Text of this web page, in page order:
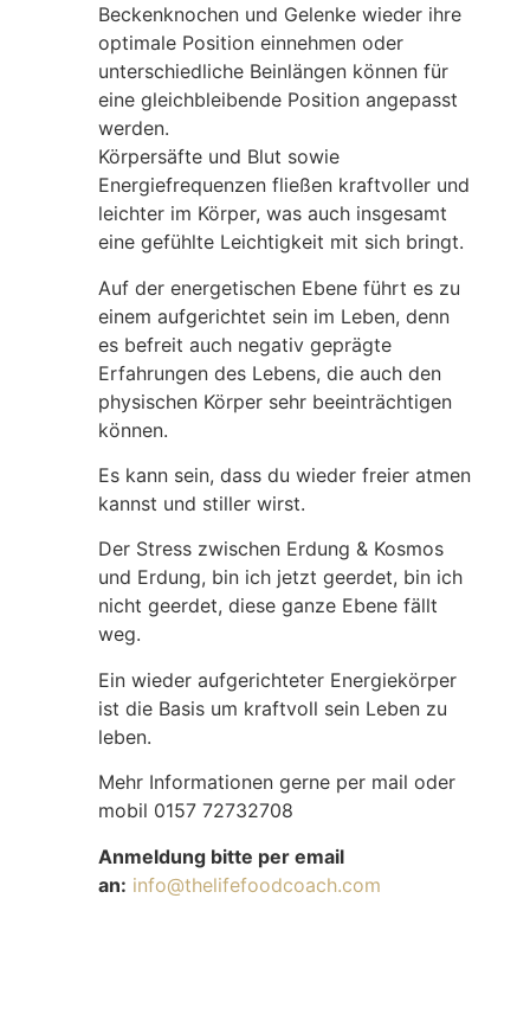
Beckenknochen und Gelenke wieder ihre
optimale Position einnehmen oder
unterschiedliche Beinlängen können für
eine gleichbleibende Position angepasst
werden.
Körpersäfte und Blut sowie
Energiefrequenzen fließen kraftvoller und
leichter im Körper, was auch insgesamt
eine gefühlte Leichtigkeit mit sich bringt.
Auf der energetischen Ebene führt es zu
einem aufgerichtet sein im Leben, denn
es befreit auch negativ geprägte
Erfahrungen des Lebens, die auch den
physischen Körper sehr beeinträchtigen
können.
Es kann sein, dass du wieder freier atmen
kannst und stiller wirst.
Der Stress zwischen Erdung & Kosmos
und Erdung, bin ich jetzt geerdet, bin ich
nicht geerdet, diese ganze Ebene fällt
weg.
Ein wieder aufgerichteter Energiekörper
ist die Basis um kraftvoll sein Leben zu
leben.
Mehr Informationen gerne per mail oder
mobil 0157 72732708
Anmeldung bitte per email
an: info@thelifefoodcoach.com